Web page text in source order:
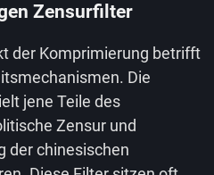
Zensurfilter
der Komprimierung betrifft
Die
jene Teile des
Zensur und
der chinesischen